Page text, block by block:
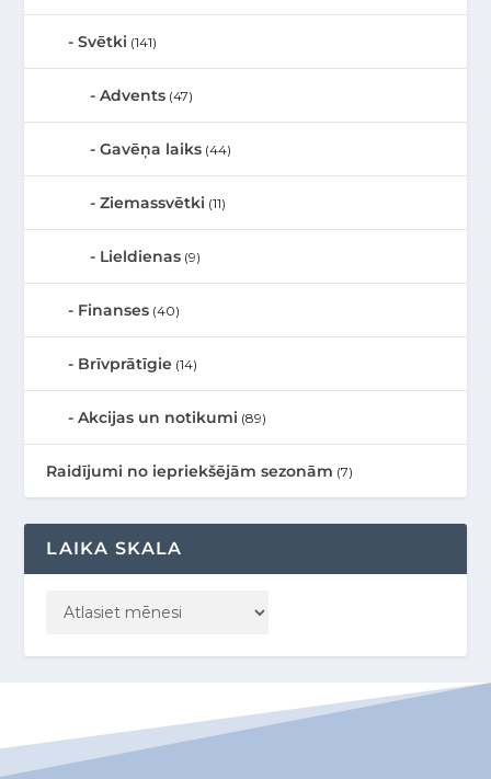
Svētki (141)
Advents (47)
Gavēņa laiks (44)
Ziemassvētki (11)
Lieldienas (9)
Finanses (40)
Brīvprātīgie (14)
Akcijas un notikumi (89)
Raidījumi no iepriekšējām sezonām (7)
LAIKA SKALA